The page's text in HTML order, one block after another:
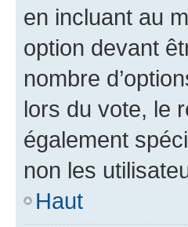
en incluant au
option devant
nombre
lors du vote, le
également
non les
Haut